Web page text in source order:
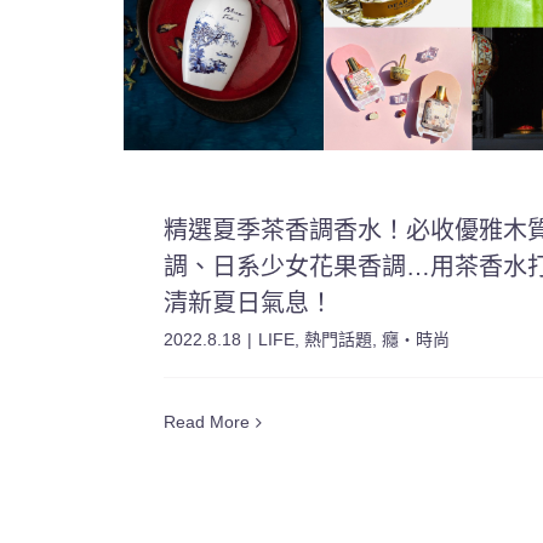
精選夏季茶香調香水！必收優雅木
調、日系少女花果香調…用茶香水
清新夏日氣息！
2022.8.18 | LIFE, 熱門話題, 癮・時尚
Read More